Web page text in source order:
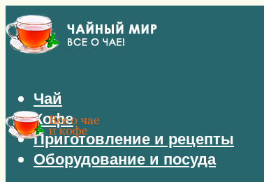
Чай
Кофе
Приготовление и рецепты
Оборудование и посуда